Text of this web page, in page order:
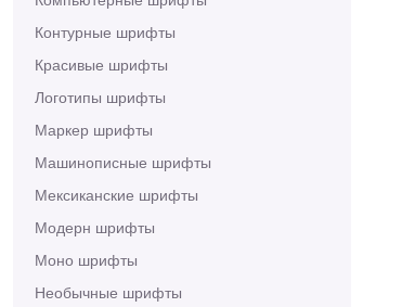
Контурные шрифты
Красивые шрифты
Логотипы шрифты
Маркер шрифты
Машинописные шрифты
Мексиканские шрифты
Модерн шрифты
Моно шрифты
Необычные шрифты